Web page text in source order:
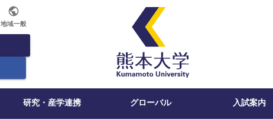
public
地域一般
研究・産学連携 グローバル 入試案内